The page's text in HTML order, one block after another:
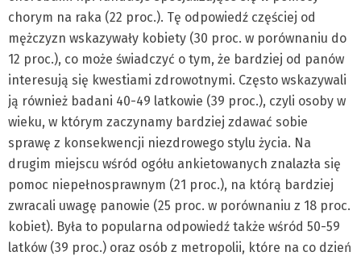
chorym na raka (22 proc.). Tę odpowiedź częściej od
mężczyzn wskazywały kobiety (30 proc. w porównaniu do
12 proc.), co może świadczyć o tym, że bardziej od panów
interesują się kwestiami zdrowotnymi. Często wskazywali
ją również badani 40-49 latkowie (39 proc.), czyli osoby w
wieku, w którym zaczynamy bardziej zdawać sobie
sprawę z konsekwencji niezdrowego stylu życia. Na
drugim miejscu wśród ogółu ankietowanych znalazła się
pomoc niepełnosprawnym (21 proc.), na którą bardziej
zwracali uwagę panowie (25 proc. w porównaniu z 18 proc.
kobiet). Była to popularna odpowiedź także wśród 50-59
latków (39 proc.) oraz osób z metropolii, które na co dzień